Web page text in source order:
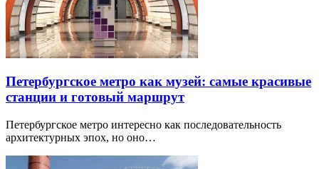
Петербургское метро как музей: самые красивые
станции и готовый маршрут
Петербургское метро интересно как последовательность
архитектурных эпох, но оно…